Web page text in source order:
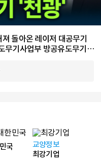
돌아온 레이저 대공무기
무기사업부 방공유도무기사
국
교양정보
최강기업